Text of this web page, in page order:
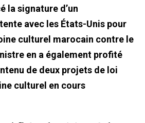
la signature d’un
avec les États-Unis pour
culturel marocain contre le
en a également profité
de deux projets de loi
culturel en cours